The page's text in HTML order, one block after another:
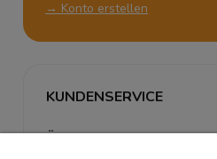
→ Konto erstellen
KUNDENSERVICE
ÜBER UNS &